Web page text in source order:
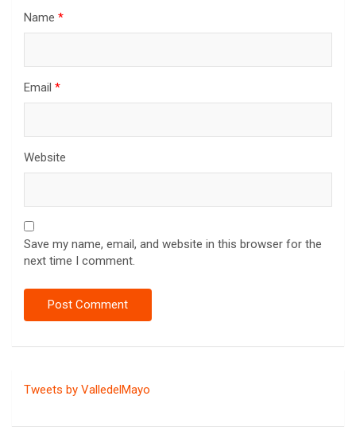
Name *
Email *
Website
Save my name, email, and website in this browser for the
next time I comment.
Tweets by ValledelMayo